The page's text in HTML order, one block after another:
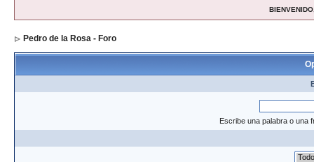
Pedro de la Rosa - Foro
Escribe una palabra o una